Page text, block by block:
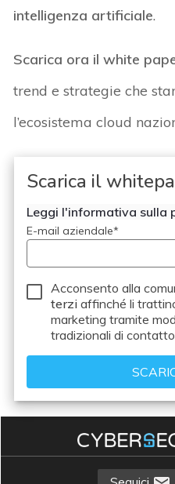
intelligenza artificiale.
Scarica ora il white
trend e strategie che
l’ecosistema cloud
Scarica il
Leggi l'informativa sulla
E-mail aziendale*
Acconsento alla
terzi affinché li
marketing tramite
tradizionali di